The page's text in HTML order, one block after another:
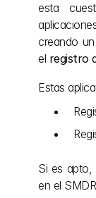
esta
creando
el registro
Estas
Si es apto,
en el